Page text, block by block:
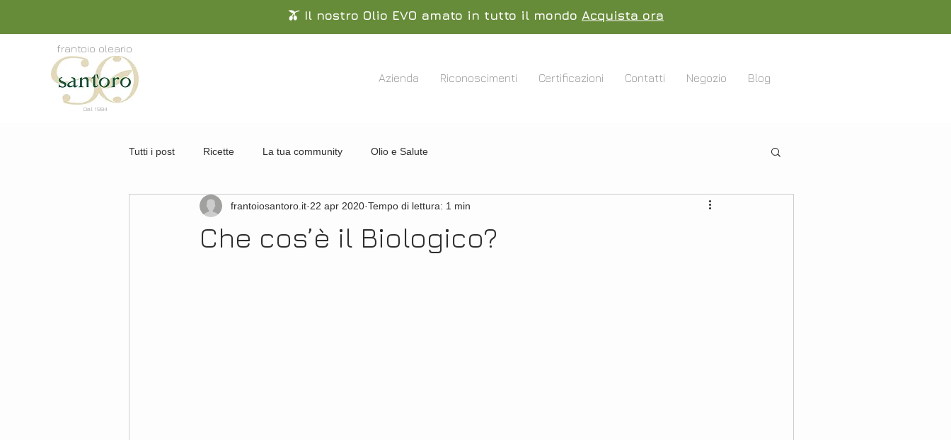
🫒 Il nostro Olio EVO amato in tutto il mondo Acquista ora
frantoio oleario
Dal 1994
Azienda Riconoscimenti Certificazioni Contatti Negozio Blog
Tutti i post Ricette La tua community Olio e Salute
Che cos’è il Biologico?
frantoiosantoro.it 22 apr 2020 Tempo di lettura: 1 min